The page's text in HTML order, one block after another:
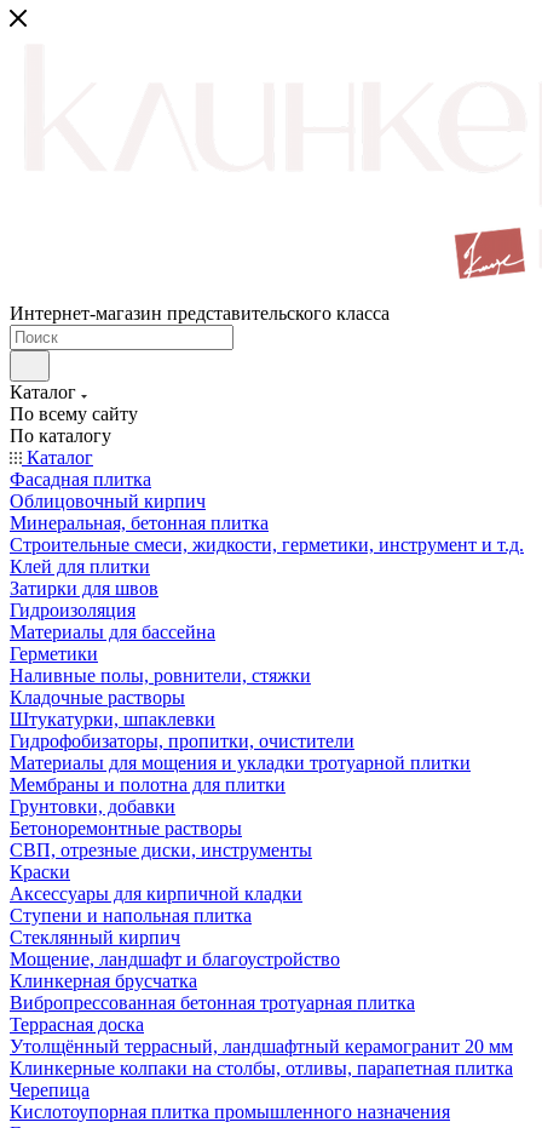
Интернет-магазин представительского класса
Каталог
По всему сайту
По каталогу
Каталог
Фасадная плитка
Облицовочный кирпич
Минеральная, бетонная плитка
Строительные смеси, жидкости, герметики, инструмент и т.д.
Клей для плитки
Затирки для швов
Гидроизоляция
Материалы для бассейна
Герметики
Наливные полы, ровнители, стяжки
Кладочные растворы
Штукатурки, шпаклевки
Гидрофобизаторы, пропитки, очистители
Материалы для мощения и укладки тротуарной плитки
Мембраны и полотна для плитки
Грунтовки, добавки
Бетоноремонтные растворы
СВП, отрезные диски, инструменты
Краски
Аксессуары для кирпичной кладки
Ступени и напольная плитка
Cтеклянный кирпич
Мощение, ландшафт и благоустройство
Клинкерная брусчатка
Вибропрессованная бетонная тротуарная плитка
Террасная доска
Утолщённый террасный, ландшафтный керамогранит 20 мм
Клинкерные колпаки на столбы, отливы, парапетная плитка
Черепица
Кислотоупорная плитка промышленного назначения